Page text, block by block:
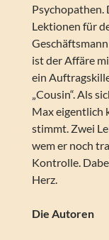
Psychopathen.
Lektionen für
ist der Affäre
ein
„Cousin“. Als
Max eigentlich
stimmt. Zwei
wem er noch
Kontrolle.
Herz.
Die Autoren